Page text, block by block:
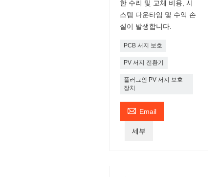
한 수리 및 교체 비용, 시
스템 다운타임 및 수익 손
실이 발생합니다.
PCB 서지 보호
PV 서지 전환기
플러그인 PV 서지 보호
장치
 Email
세부